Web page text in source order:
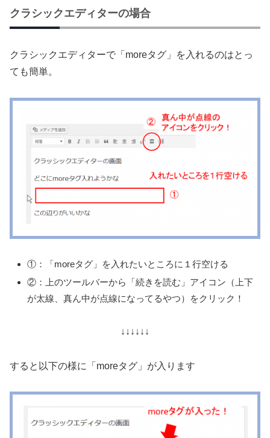
クラシックエディターの場合
クラシックエディターで「moreタグ」を入れるのはとっ
ても簡単。
①：「moreタグ」を入れたいところに１行空ける
②：上のツールバーから「続きを読む」アイコン（上下
が太線、真ん中が点線になってるやつ）をクリック！
↓↓↓↓↓↓
すると以下の様に「moreタグ」が入ります